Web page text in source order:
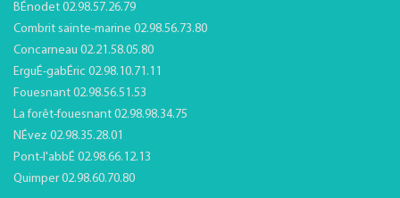
BÉnodet 02.98.57.26.79
Combrit sainte-marine 02.98.56.73.80
Concarneau 02.21.58.05.80
ErguÉ-gabÉric 02.98.10.71.11
Fouesnant 02.98.56.51.53
La forêt-fouesnant 02.98.98.34.75
NÉvez 02.98.35.28.01
Pont-l'abbÉ 02.98.66.12.13
Quimper 02.98.60.70.80